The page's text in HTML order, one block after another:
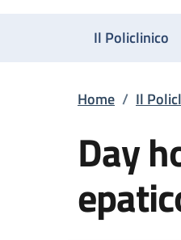
Il Policlinico
Home / Il
Day